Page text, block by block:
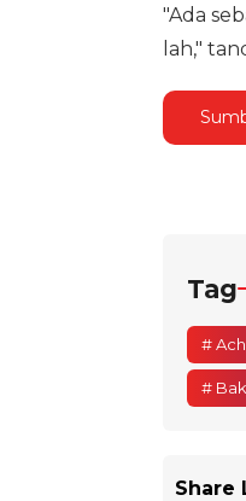
"Ada
lah,"
Tag
#
#
Share